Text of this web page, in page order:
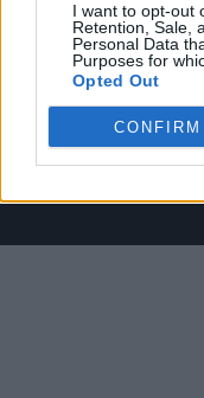
I want to opt-out
Retention, Sale,
Personal Data
Purposes for
Opted Out
CONFIRM
con immagini e testi allegati ed
pubblico dominio. Se i soggetti
pubblicazione, non avranno
redazione@napolimagazine.com
"Milan Magazine" non è una
proprietà di Napoli Magazine, e
detiene tutti i marchi e diritti.